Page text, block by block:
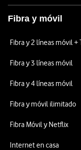
Fibra y móvil
Fibra y 2 líneas móvil +
Fibra y 3 líneas móvil
Fibra y 4 líneas móvil
Fibra y móvil ilimitado
Fibra Móvil y Netflix
Internet en casa